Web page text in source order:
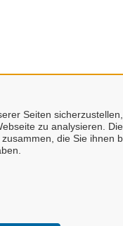
Seiten
zu analysieren.
die Sie ihnen